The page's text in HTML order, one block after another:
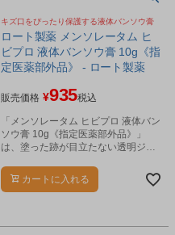
キズ口をぴったり保護する液体バンソウ膏
ロート製薬 メンソレータム ヒ
ビプロ 液体バンソウ膏 10g《指
定医薬部外品》 - ロート製薬
販売価格 ¥935税込
「メンソレータム ヒビプロ 液体バン
ソウ膏 10g《指定医薬部外品》」
は、塗った跡が目立たない透明ジェ
カートに入れる